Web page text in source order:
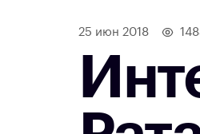
25 июн 2018